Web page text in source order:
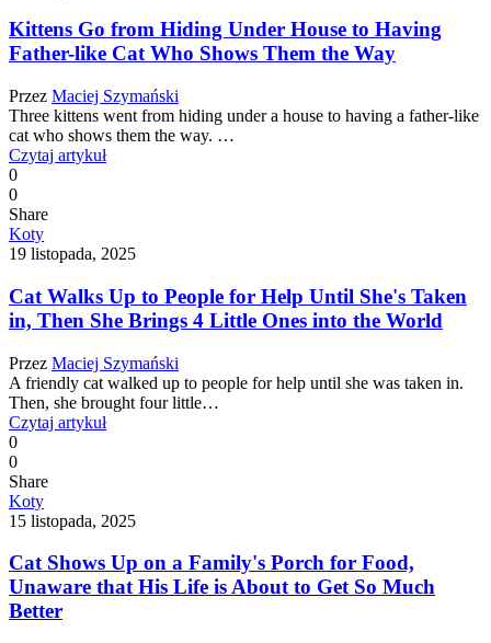
Kittens Go from Hiding Under House to Having
Father-like Cat Who Shows Them the Way
Przez Maciej Szymański
Three kittens went from hiding under a house to having a father-like
cat who shows them the way. …
Czytaj artykuł
0
0
Share
Koty
19 listopada, 2025
Cat Walks Up to People for Help Until She's Taken
in, Then She Brings 4 Little Ones into the World
Przez Maciej Szymański
A friendly cat walked up to people for help until she was taken in.
Then, she brought four little…
Czytaj artykuł
0
0
Share
Koty
15 listopada, 2025
Cat Shows Up on a Family's Porch for Food,
Unaware that His Life is About to Get So Much
Better